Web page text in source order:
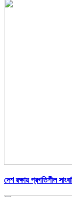
দেশ রক্ষায় প্রগতিশীল